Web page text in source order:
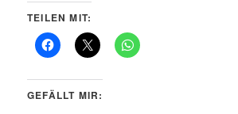
TEILEN MIT:
GEFÄLLT MIR: